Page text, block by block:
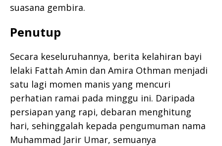
suasana gembira.
Penutup
Secara keseluruhannya, berita kelahiran bayi
lelaki Fattah Amin dan Amira Othman menjadi
satu lagi momen manis yang mencuri
perhatian ramai pada minggu ini. Daripada
persiapan yang rapi, debaran menghitung
hari, sehinggalah kepada pengumuman nama
Muhammad Jarir Umar, semuanya